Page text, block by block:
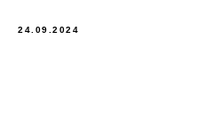
24.09.2024